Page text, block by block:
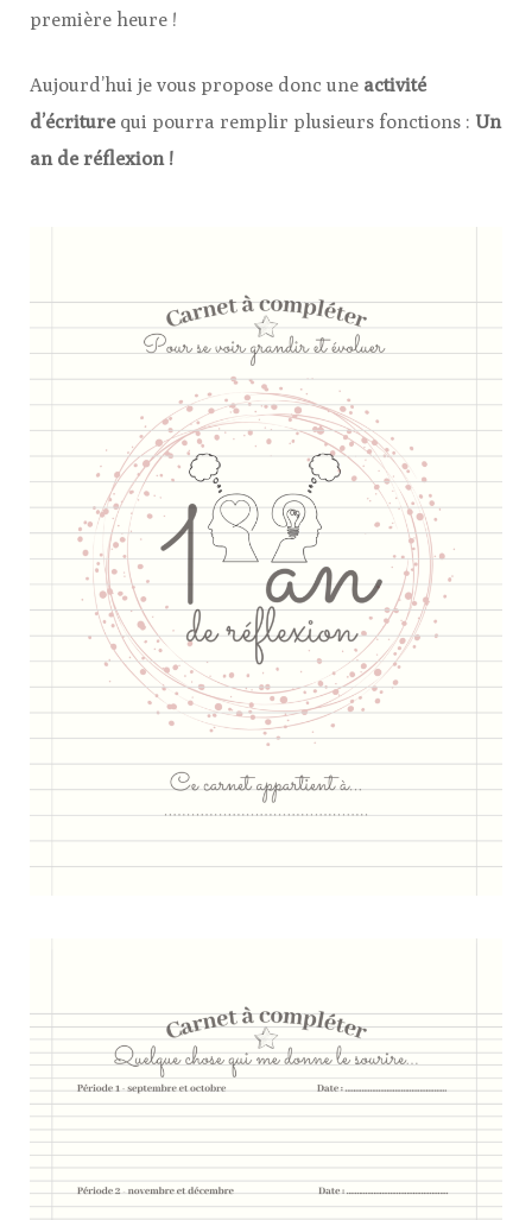
première heure !
Aujourd’hui je vous propose donc une activité
d’écriture qui pourra remplir plusieurs fonctions : Un
an de réflexion !